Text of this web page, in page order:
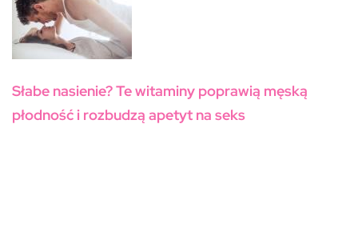
Słabe nasienie? Te witaminy poprawią męską
płodność i rozbudzą apetyt na seks